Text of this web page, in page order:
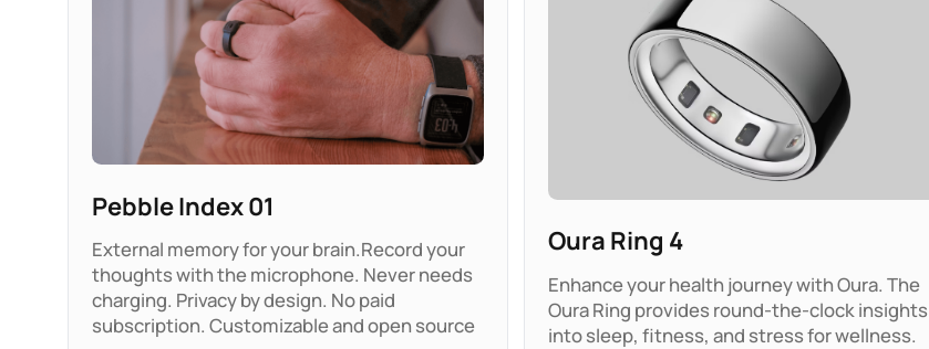
Pebble Index 01
External memory for your brain.Record your
thoughts with the microphone. Never needs
charging. Privacy by design. No paid
subscription. Customizable and open source
Oura Ring 4
Enhance your health journey with Oura. The
Oura Ring provides round-the-clock insights
into sleep, fitness, and stress for wellness.